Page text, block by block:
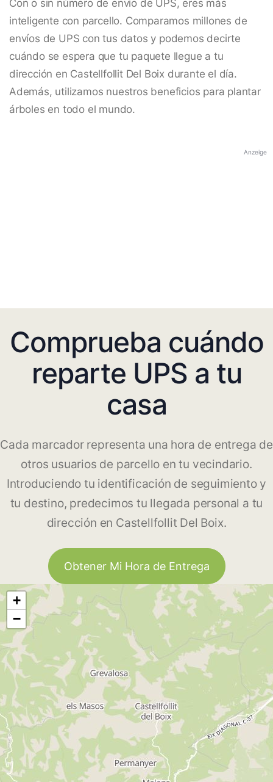
Con o sin número de envío de UPS, eres más
inteligente con parcello. Comparamos millones de
envíos de UPS con tus datos y podemos decirte
cuándo se espera que tu paquete llegue a tu
dirección en Castellfollit Del Boix durante el día.
Además, utilizamos nuestros beneficios para plantar
árboles en todo el mundo.
Anzeige
Comprueba cuándo
reparte UPS a tu
casa
Cada marcador representa una hora de entrega de
otros usuarios de parcello en tu vecindario.
Introduciendo tu identificación de seguimiento y
tu destino, predecimos tu llegada personal a tu
dirección en Castellfollit Del Boix.
Obtener Mi Hora de Entrega
+
−